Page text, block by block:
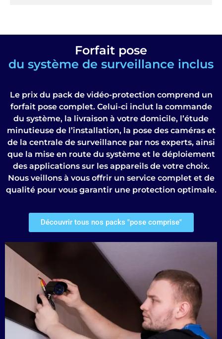
Forfait pose
du système de surveillance inclus
Le prix du pack de vidéo-protection comprend un
forfait pose complet. Celui-ci inclut la commande
du système, la livraison à votre domicile, l’étude
minutieuse de l’installation, la pose des caméras et
de la centrale de surveillance par nos experts, ainsi
que la mise en route du système et le déploiement
des applications sur les appareils de votre choix.
Nous veillons à vous offrir un service complet et de
qualité pour vous garantir une protection optimale.
Découvrir tous nos packs "pose comprise"